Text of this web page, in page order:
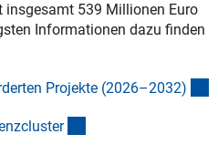
539 Millionen Euro
Informationen dazu finden
Projekte (2026–2032)
r